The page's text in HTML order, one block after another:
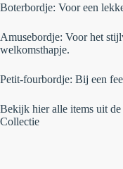
Boterbordje: Voor een
Amusebordje: Voor het
welkomsthapje.
Petit-fourbordje: Bij een
Bekijk hier alle items uit de
Collectie